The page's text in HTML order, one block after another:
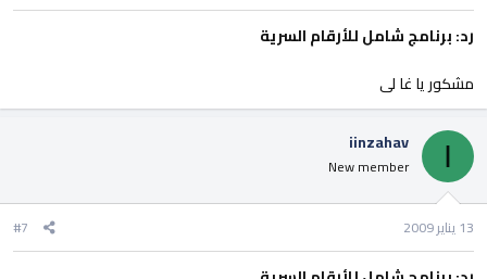
رد: برنامج شامل للأرقام السرية
مشكور يا غا لى
I
iinzahav
New member
13 يناير 2009 #7